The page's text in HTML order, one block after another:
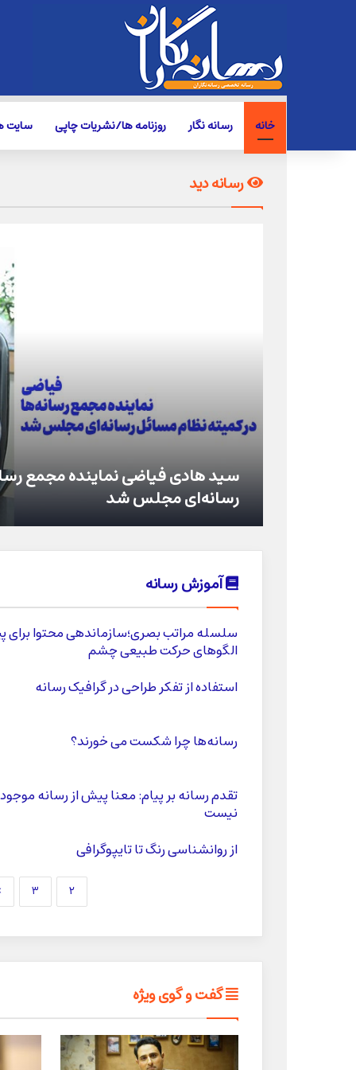
خانه رسانه نگار روزنامه ها/نشریات چاپی سایت
رسانه دید
در ستایش سادگیِ معناگرا/وقتی
آموزش رسانه
سلسله مراتب بصری؛سازماندهی محتوا برای
الگوهای حرکت طبیعی چشم
استفاده از تفکر طراحی در گرافیک رسانه
رسانه‌ها چرا شکست می خورند؟
تقدم رسانه بر پیام: معنا پیش از رسانه موجود
نیست
از روانشناسی رنگ تا تایپوگرافی
۲ ۳
گفت و گوی ویژه